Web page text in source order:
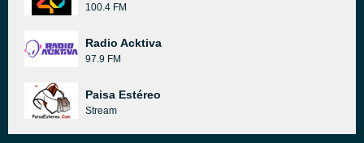
100.4 FM
Radio Acktiva
97.9 FM
Paisa Estéreo
Stream